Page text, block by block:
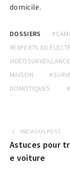
domicile.
DOSSIERS
#EXPERTS EN
VIDÉOSURVEILLANCE
MAISON
DOMOTIQUES
PREVIOUS POST
Astuces pour
e voiture